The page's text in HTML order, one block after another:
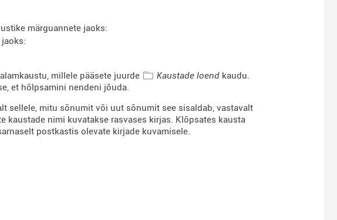
märguannete jaoks:
millele pääsete juurde Kaustade loend kaudu.
et hõlpsamini nendeni jõuda.
sellele, mitu sõnumit või uut sõnumit see sisaldab, vastavalt
kaustade nimi kuvatakse rasvases kirjas. Klõpsates kausta
postkastis olevate kirjade kuvamisele.